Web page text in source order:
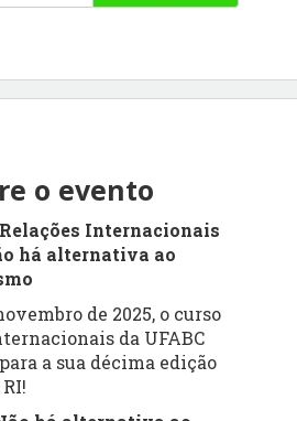
o evento
Internacionais
há alternativa ao
de 2025, o curso
da UFABC
a sua décima edição